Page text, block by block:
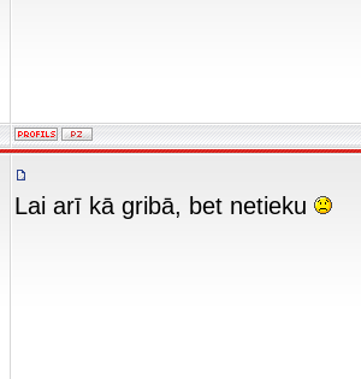
Lai arī kā gribā, bet netieku